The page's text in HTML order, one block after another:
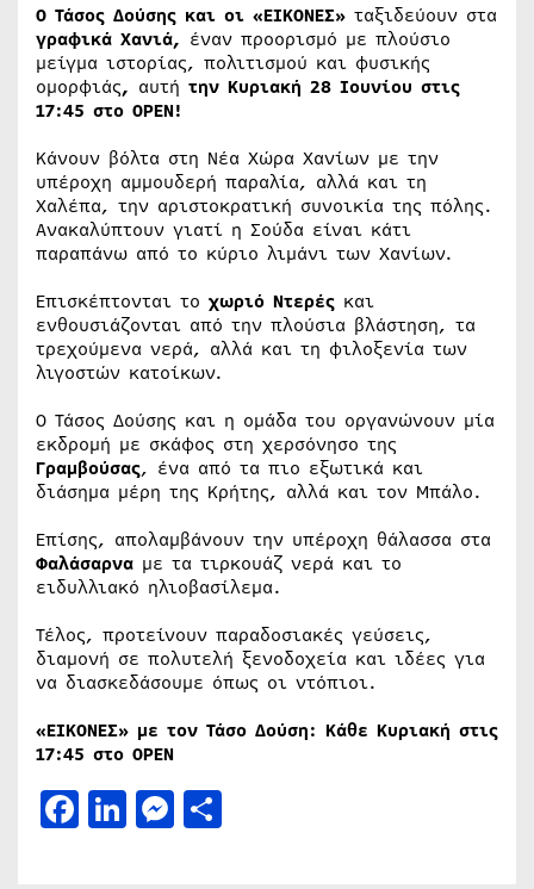
Ο Τάσος Δούσης και οι «ΕΙΚΟΝΕΣ» ταξιδεύουν στα
γραφικά Χανιά, έναν προορισμό με πλούσιο
μείγμα ιστορίας, πολιτισμού και φυσικής
ομορφιάς, αυτή την Κυριακή 28 Ιουνίου στις
17:45 στο OPEN!
Κάνουν βόλτα στη Νέα Χώρα Χανίων με την
υπέροχη αμμουδερή παραλία, αλλά και τη
Χαλέπα, την αριστοκρατική συνοικία της πόλης.
Ανακαλύπτουν γιατί η Σούδα είναι κάτι
παραπάνω από το κύριο λιμάνι των Χανίων.
Επισκέπτονται το χωριό Ντερές και
ενθουσιάζονται από την πλούσια βλάστηση, τα
τρεχούμενα νερά, αλλά και τη φιλοξενία των
λιγοστών κατοίκων.
Ο Τάσος Δούσης και η ομάδα του οργανώνουν μία
εκδρομή με σκάφος στη χερσόνησο της
Γραμβούσας, ένα από τα πιο εξωτικά και
διάσημα μέρη της Κρήτης, αλλά και τον Μπάλο.
Επίσης, απολαμβάνουν την υπέροχη θάλασσα στα
Φαλάσαρνα με τα τιρκουάζ νερά και το
ειδυλλιακό ηλιοβασίλεμα.
Τέλος, προτείνουν παραδοσιακές γεύσεις,
διαμονή σε πολυτελή ξενοδοχεία και ιδέες για
να διασκεδάσουμε όπως οι ντόπιοι.
«ΕΙΚΟΝΕΣ» με τον Τάσο Δούση: Κάθε Κυριακή στις
17:45 στο OPEN
Facebook
LinkedIn
Messenger